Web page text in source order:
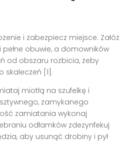
i zabezpiecz miejsce. Załóż
obuwie, a domowników
od obszaru rozbicia, żeby
skaleczeń [1].
miotłą na szufelkę i
zamykanego
zamiatania wykonaj
odłamków zdezynfekuj
aby usunąć drobiny i pył